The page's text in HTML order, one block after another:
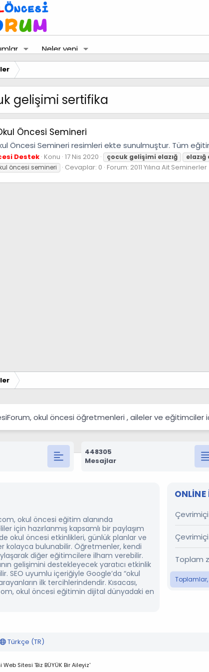
Neler yeni
gelişimi sertifika
Öncesi Semineri
Öncesi Semineri resimleri ekte sunulmuştur. Tüm
Destek Konu 17 Nis 2020 çocuk gelişimi elazığ elazığ
öncesi semineri Cevaplar: 0 Forum: 2011 Yılına Ait Seminerler
okul öncesi öğretmenleri , aileler ve eğitimciler
448305
Mesajlar
okul öncesi eğitim alanında
için hazırlanmış kapsamlı bir paylaşım
okul öncesi etkinlikleri, günlük planlar ve
kolayca bulunabilir. Öğretmenler, kendi
diğer eğitimcilere ilham verebilir.
gelişimini destekleyecek yaratıcı etkinlik
SEO uyumlu içeriğiyle Google’da “okul
ilk tercihlerindendir. Kısacası,
okul öncesi eğitimin dijital dünyadaki en
ONLINE
Çevrimiçi
Toplam
Toplamlar,
Türkçe (TR)
Sitesi 'Biz BÜYÜK Bir Aileyiz'